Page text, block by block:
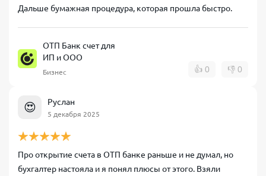
Дальше бумажная процедура, которая прошла быстро.
ОТП Банк счет для
ИП и ООО
Бизнес 👍 0 👎 0
😍 Руслан
5 декабря 2025
Про открытие счета в ОТП банке раньше и не думал, но
бухгалтер настояла и я понял плюсы от этого. Взяли